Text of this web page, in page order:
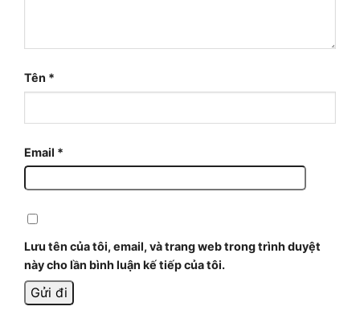
Tên *
Email *
Lưu tên của tôi, email, và trang web trong trình duyệt
này cho lần bình luận kế tiếp của tôi.